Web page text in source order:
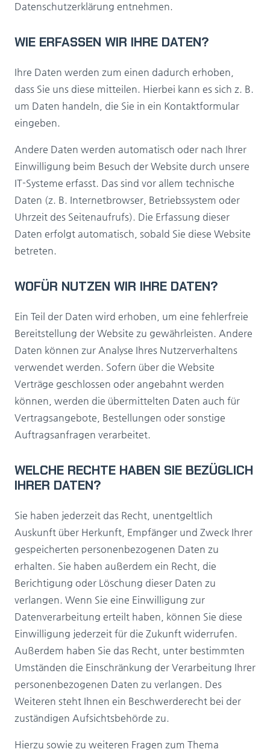
Datenschutzerklärung entnehmen.
WIE ERFASSEN WIR IHRE DATEN?
Ihre Daten werden zum einen dadurch erhoben,
dass Sie uns diese mitteilen. Hierbei kann es sich z. B.
um Daten handeln, die Sie in ein Kontaktformular
eingeben.
Andere Daten werden automatisch oder nach Ihrer
Einwilligung beim Besuch der Website durch unsere
IT-Systeme erfasst. Das sind vor allem technische
Daten (z. B. Internetbrowser, Betriebssystem oder
Uhrzeit des Seitenaufrufs). Die Erfassung dieser
Daten erfolgt automatisch, sobald Sie diese Website
betreten.
WOFÜR NUTZEN WIR IHRE DATEN?
Ein Teil der Daten wird erhoben, um eine fehlerfreie
Bereitstellung der Website zu gewährleisten. Andere
Daten können zur Analyse Ihres Nutzerverhaltens
verwendet werden. Sofern über die Website
Verträge geschlossen oder angebahnt werden
können, werden die übermittelten Daten auch für
Vertragsangebote, Bestellungen oder sonstige
Auftragsanfragen verarbeitet.
WELCHE RECHTE HABEN SIE BEZÜGLICH
IHRER DATEN?
Sie haben jederzeit das Recht, unentgeltlich
Auskunft über Herkunft, Empfänger und Zweck Ihrer
gespeicherten personenbezogenen Daten zu
erhalten. Sie haben außerdem ein Recht, die
Berichtigung oder Löschung dieser Daten zu
verlangen. Wenn Sie eine Einwilligung zur
Datenverarbeitung erteilt haben, können Sie diese
Einwilligung jederzeit für die Zukunft widerrufen.
Außerdem haben Sie das Recht, unter bestimmten
Umständen die Einschränkung der Verarbeitung Ihrer
personenbezogenen Daten zu verlangen. Des
Weiteren steht Ihnen ein Beschwerderecht bei der
zuständigen Aufsichtsbehörde zu.
Hierzu sowie zu weiteren Fragen zum Thema